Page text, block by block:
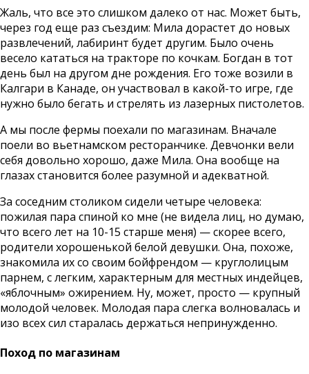
Жаль, что все это слишком далеко от нас. Может быть,
через год еще раз съездим: Мила дорастет до новых
развлечений, лабиринт будет другим. Было очень
весело кататься на тракторе по кочкам. Богдан в тот
день был на другом дне рождения. Его тоже возили в
Калгари в Канаде, он участвовал в какой-то игре, где
нужно было бегать и стрелять из лазерных пистолетов.
А мы после фермы поехали по магазинам. Вначале
поели во вьетнамском ресторанчике. Девчонки вели
себя довольно хорошо, даже Мила. Она вообще на
глазах становится более разумной и адекватной.
За соседним столиком сидели четыре человека:
пожилая пара спиной ко мне (не видела лиц, но думаю,
что всего лет на 10-15 старше меня) — скорее всего,
родители хорошенькой белой девушки. Она, похоже,
знакомила их со своим бойфрендом — круглолицым
парнем, с легким, характерным для местных индейцев,
«яблочным» ожирением. Ну, может, просто — крупный
молодой человек. Молодая пара слегка волновалась и
изо всех сил старалась держаться непринужденно.
Поход по магазинам